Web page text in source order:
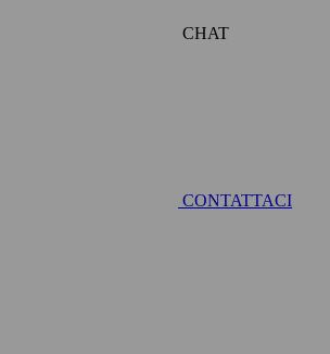
CHAT
CONTATTACI